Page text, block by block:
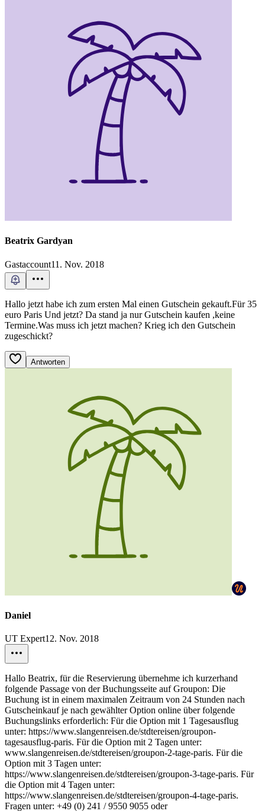
Beatrix Gardyan
Gastaccount11. Nov. 2018
Hallo jetzt habe ich zum ersten Mal einen Gutschein gekauft.Für 35
euro Paris Und jetzt? Da stand ja nur Gutschein kaufen ,keine
Termine.Was muss ich jetzt machen? Krieg ich den Gutschein
zugeschickt?
Antworten
Daniel
UT Expert12. Nov. 2018
Hallo Beatrix, für die Reservierung übernehme ich kurzerhand
folgende Passage von der Buchungsseite auf Groupon: Die
Buchung ist in einem maximalen Zeitraum von 24 Stunden nach
Gutscheinkauf je nach gewählter Option online über folgende
Buchungslinks erforderlich: Für die Option mit 1 Tagesausflug
unter: https://www.slangenreisen.de/stdtereisen/groupon-
tagesausflug-paris. Für die Option mit 2 Tagen unter:
www.slangenreisen.de/stdtereisen/groupon-2-tage-paris. Für die
Option mit 3 Tagen unter:
https://www.slangenreisen.de/stdtereisen/groupon-3-tage-paris. Für
die Option mit 4 Tagen unter:
https://www.slangenreisen.de/stdtereisen/groupon-4-tage-paris.
Fragen unter: +49 (0) 241 / 9550 9055 oder